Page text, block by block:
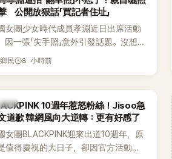
公開放狠話「買記者住址」
女團少女時代成員孝淵近日出席活動
因一張「失手照」意外引發話題。沒想到
人看到照片後，不但沒有生氣，反而
民 8 小時前
10週年惹怒粉絲！Jisoo急
道歉 韓網風向大逆轉：更有好感了
女團BLACKPINK迎來出道10週年，原
值得慶祝的大日子，卻因官方活動安